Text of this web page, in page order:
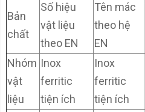
Bản
chất
Số hiệu
vật liệu
theo EN
Tên mác
theo hệ
EN
Nhóm
vật
liệu
Inox
ferritic
tiện ích
Inox
ferritic
tiện ích